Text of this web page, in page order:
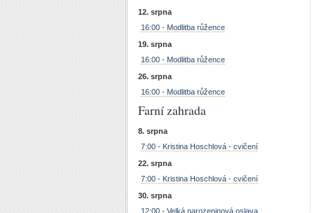
12. srpna
16:00 - Modlitba růžence
19. srpna
16:00 - Modlitba růžence
26. srpna
16:00 - Modlitba růžence
Farní zahrada
8. srpna
7:00 - Kristina Hoschlová - cvičení
22. srpna
7:00 - Kristina Hoschlová - cvičení
30. srpna
12:00 - Velká narozeninová oslava